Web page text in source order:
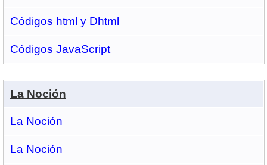
Códigos html y Dhtml
Códigos JavaScript
La Noción
La Noción
La Noción